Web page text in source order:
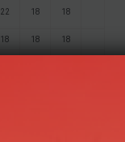
22 18 18
18 18 18